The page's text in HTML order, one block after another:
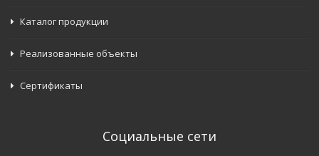
Каталог продукции
Реализованные объекты
Сертификаты
Социальные сети